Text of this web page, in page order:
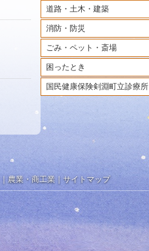
道路・土木・建築
消防・防災
ごみ・ペット・斎場
困ったとき
国民健康保険剣淵町立診療所
｜ 農業・商工業 ｜ サイトマップ